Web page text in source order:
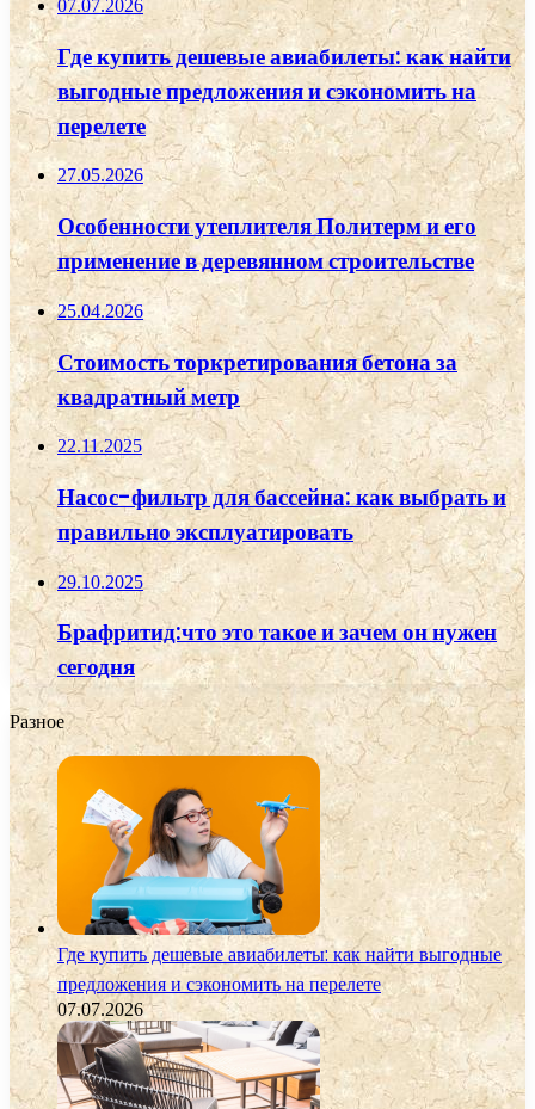
07.07.2026
Где купить дешевые авиабилеты: как найти
выгодные предложения и сэкономить на
перелете
27.05.2026
Особенности утеплителя Политерм и его
применение в деревянном строительстве
25.04.2026
Стоимость торкретирования бетона за
квадратный метр
22.11.2025
Насос-фильтр для бассейна: как выбрать и
правильно эксплуатировать
29.10.2025
Брафритид:что это такое и зачем он нужен
сегодня
Разное
Где купить дешевые авиабилеты: как найти выгодные
предложения и сэкономить на перелете
07.07.2026